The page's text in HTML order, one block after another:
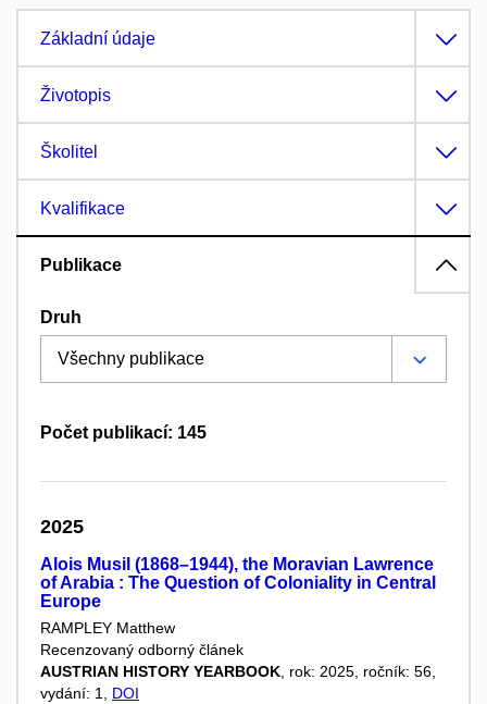
Základní údaje
Životopis
Školitel
Kvalifikace
Publikace
Druh
Počet publikací: 145
2025
Alois Musil (1868–1944), the Moravian Lawrence
of Arabia : The Question of Coloniality in Central
Europe
RAMPLEY Matthew
Recenzovaný odborný článek
AUSTRIAN HISTORY YEARBOOK , rok: 2025, ročník: 56,
vydání: 1, DOI